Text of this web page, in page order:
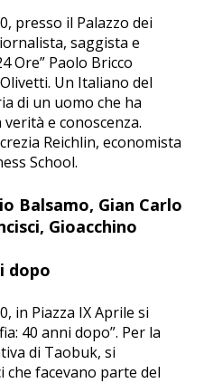
presso il Palazzo dei
saggista e
Ore” Paolo Bricco
Un Italiano del
di un uomo che ha
e conoscenza.
Reichlin, economista
School.
Balsamo, Gian Carlo
Gioacchino
dopo
in Piazza IX Aprile si
40 anni dopo”. Per la
di Taobuk, si
facevano parte del